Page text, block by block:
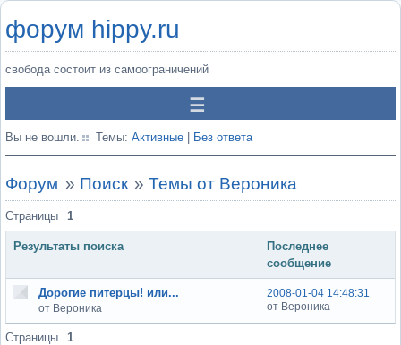
форум hippy.ru
свобода состоит из самоограничений
Вы не вошли. Темы: Активные Без ответа
Форум » Поиск »Темы от Вероника
Страницы 1
Результаты поиска
Последнее
сообщение
Дорогие питерцы! или...
от Вероника
2008-01-04 14:48:31
от Вероника
Страницы 1